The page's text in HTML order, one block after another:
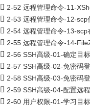
2-52 远程管理命令-11-
2-53 远程管理命令-12-scp
2-54 远程管理命令-13-
2-55 远程管理命令-14-
2-56 SSH高级-01-确定目
2-57 SSH高级-02-免密码
2-58 SSH高级-03-免密码
2-59 SSH高级-04-配置远
2-60 用户权限-01-学习目标